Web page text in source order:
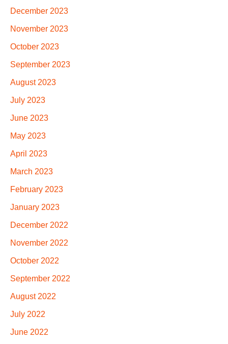
December 2023
November 2023
October 2023
September 2023
August 2023
July 2023
June 2023
May 2023
April 2023
March 2023
February 2023
January 2023
December 2022
November 2022
October 2022
September 2022
August 2022
July 2022
June 2022